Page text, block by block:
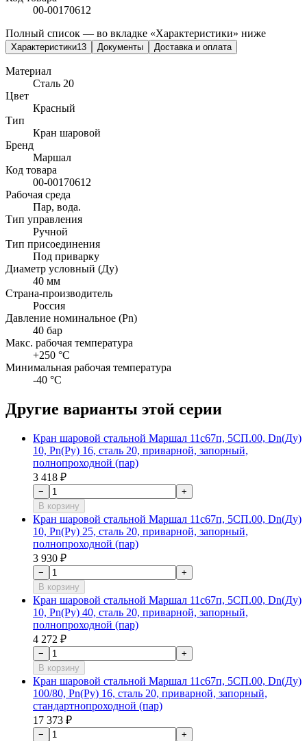
00-00170612
Полный список — во вкладке «Характеристики» ниже
Характеристики13 Документы Доставка и оплата
Материал
Сталь 20
Цвет
Красный
Тип
Кран шаровой
Бренд
Маршал
Код товара
00-00170612
Рабочая среда
Пар, вода.
Тип управления
Ручной
Тип присоединения
Под приварку
Диаметр условный (Ду)
40 мм
Страна-производитель
Россия
Давление номинальное (Pn)
40 бар
Макс. рабочая температура
+250 °C
Минимальная рабочая температура
-40 °C
Другие варианты этой серии
Кран шаровой стальной Маршал 11с67п, 5СП.00, Dn(Ду)
10, Рn(Ру) 16, сталь 20, приварной, запорный,
полнопроходной (пар)
3 418 ₽
−
+
В корзину
Кран шаровой стальной Маршал 11с67п, 5СП.00, Dn(Ду)
10, Рn(Ру) 25, сталь 20, приварной, запорный,
полнопроходной (пар)
3 930 ₽
−
+
В корзину
Кран шаровой стальной Маршал 11с67п, 5СП.00, Dn(Ду)
10, Рn(Ру) 40, сталь 20, приварной, запорный,
полнопроходной (пар)
4 272 ₽
−
+
В корзину
Кран шаровой стальной Маршал 11с67п, 5СП.00, Dn(Ду)
100/80, Рn(Ру) 16, сталь 20, приварной, запорный,
стандартнопроходной (пар)
17 373 ₽
− +